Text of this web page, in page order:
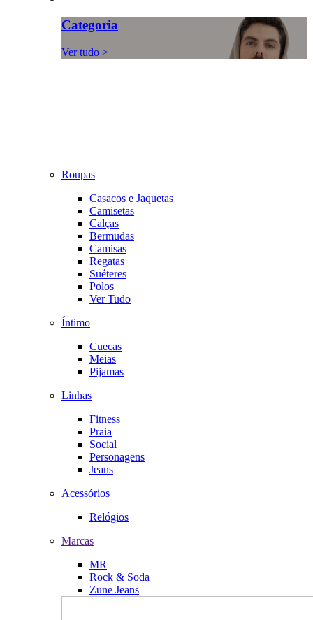
Categoria
Ver tudo >
Roupas
Casacos e Jaquetas
Camisetas
Calças
Bermudas
Camisas
Regatas
Suéteres
Polos
Ver Tudo
Íntimo
Cuecas
Meias
Pijamas
Linhas
Fitness
Praia
Social
Personagens
Jeans
Acessórios
Relógios
Marcas
MR
Rock & Soda
Zune Jeans